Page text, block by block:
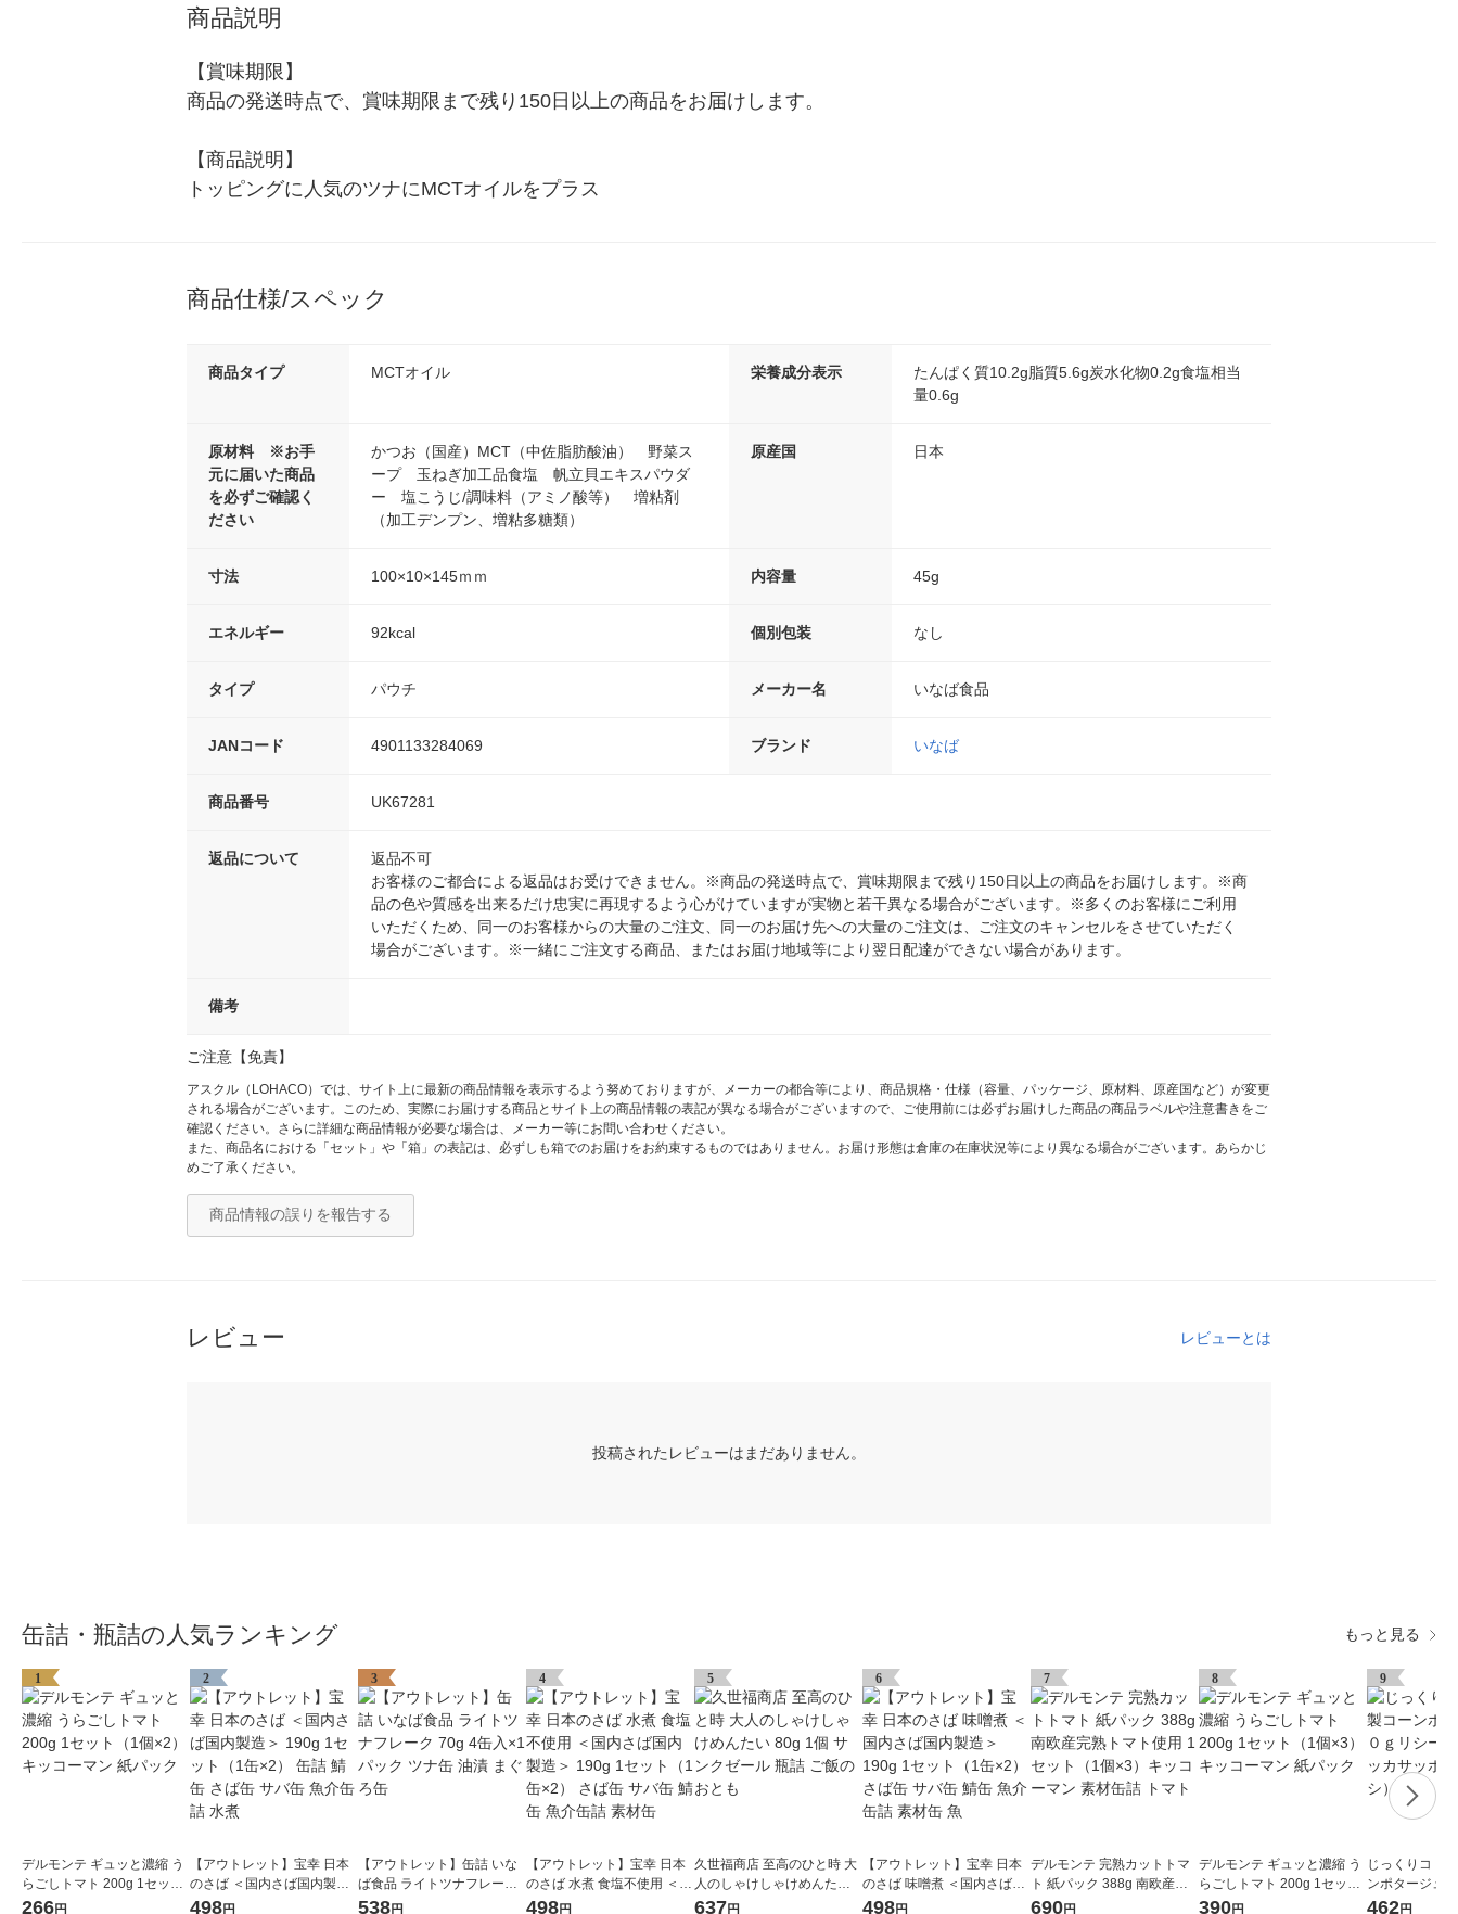
商品説明
【賞味期限】
商品の発送時点で、賞味期限まで残り150日以上の商品をお届けします。
【商品説明】
トッピングに人気のツナにMCTオイルをプラス
商品仕様/スペック
商品タイプ MCTオイル 栄養成分表示
たんぱく質10.2g脂質5.6g炭水化物0.2g食塩相当
量0.6g
原材料 ※お手
元に届いた商品
を必ずご確認く
ださい
かつお（国産）MCT（中佐脂肪酸油） 野菜ス
ープ 玉ねぎ加工品食塩 帆立貝エキスパウダ
ー 塩こうじ/調味料（アミノ酸等） 増粘剤
（加工デンプン、増粘多糖類）
原産国 日本
寸法 100×10×145ｍｍ 内容量 45g
エネルギー 92kcal 個別包装 なし
タイプ パウチ メーカー名 いなば食品
JANコード 4901133284069 ブランド いなば
商品番号 UK67281
返品について
返品不可
お客様のご都合による返品はお受けできません。※商品の発送時点で、賞味期限まで残り150日以上の商品をお届けします。※商
品の色や質感を出来るだけ忠実に再現するよう心がけていますが実物と若干異なる場合がございます。※多くのお客様にご利用
いただくため、同一のお客様からの大量のご注文、同一のお届け先への大量のご注文は、ご注文のキャンセルをさせていただく
場合がございます。※一緒にご注文する商品、またはお届け地域等により翌日配達ができない場合があります。
備考
ご注意【免責】
アスクル（LOHACO）では、サイト上に最新の商品情報を表示するよう努めておりますが、メーカーの都合等により、商品規格・仕様（容量、パッケージ、原材料、原産国など）が変更
される場合がございます。このため、実際にお届けする商品とサイト上の商品情報の表記が異なる場合がございますので、ご使用前には必ずお届けした商品の商品ラベルや注意書きをご
確認ください。さらに詳細な商品情報が必要な場合は、メーカー等にお問い合わせください。
また、商品名における「セット」や「箱」の表記は、必ずしも箱でのお届けをお約束するものではありません。お届け形態は倉庫の在庫状況等により異なる場合がございます。あらかじ
めご了承ください。
商品情報の誤りを報告する
レビュー レビューとは
投稿されたレビューはまだありません。
缶詰・瓶詰の人気ランキング もっと見る
1
デルモンテ ギュッと濃縮 う
らごしトマト 200g 1セット
（1個×2）キッコーマン 紙
266円
2
【アウトレット】宝幸 日本
のさば ＜国内さば国内製造
＞ 190g 1セット（1缶×2）
498円
3
【アウトレット】缶詰 いな
ば食品 ライトツナフレーク
70g 4缶入×1パック ツナ缶
538円
4
【アウトレット】宝幸 日本
のさば 水煮 食塩不使用 ＜国
内さば国内製造＞ 190g 1セ
498円
5
久世福商店 至高のひと時 大
人のしゃけしゃけめんたい 8
0g 1個 サンクゼール 瓶詰 ご
637円
6
【アウトレット】宝幸 日本
のさば 味噌煮 ＜国内さば国
内製造＞ 190g 1セット（1
498円
7
デルモンテ 完熟カットトマ
ト 紙パック 388g 南欧産完
熟トマト使用 1セット（1個
690円
8
デルモンテ ギュッと濃縮 う
らごしトマト 200g 1セット
（1個×3）キッコーマン 紙
390円
9
じっくりコト
ンポタージュ
ール缶 3缶 ポ
462円